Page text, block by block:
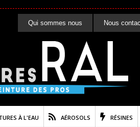
Nous
Qui sommes nous
À L'EAU AÉROSOLS RÉSINES